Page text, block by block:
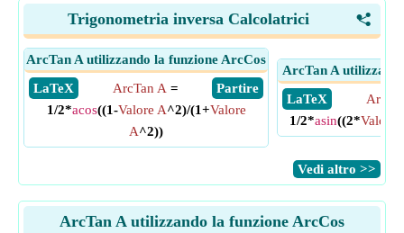
<
Trigonometria inversa Calcolatrici
ArcTan A utilizzando la funzione ArcCos
​ LaTeX
​ Partire
ArcTan A =
1/2*acos((1-Valore A^2)/(1+Valore
A^2))
ArcTan A
​ LaTeX
1/2*asin((2*Valore
​Vedi altro >>
ArcTan A utilizzando la funzione ArcCos